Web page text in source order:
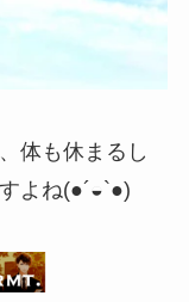
体も休まるし
よね(●´◒`●)